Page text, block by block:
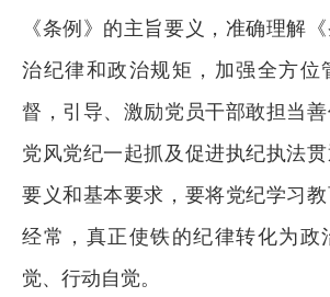
《条例》的主旨要义，准确理解
治纪律和政治规矩，加强全方位
督，引导、激励党员干部敢担当
党风党纪一起抓及促进执纪执法
要义和基本要求，要将党纪学习
经常，真正使铁的纪律转化为政
觉、行动自觉。